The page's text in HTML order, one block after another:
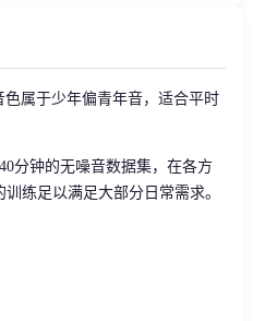
属于少年偏青年音，适合平时
分钟的无噪音数据集，在各方
练足以满足大部分日常需求。